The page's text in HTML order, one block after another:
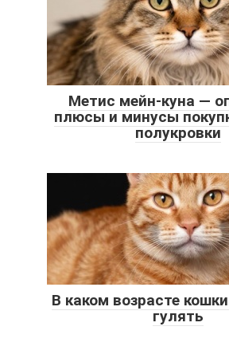
Метис мейн-куна —
плюсы и минусы
полукровки
В каком возрасте
гулять